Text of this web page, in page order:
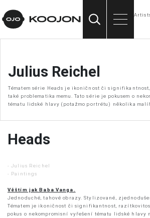
Contemporary Art
vyhledávánímenu
Julius Reichel
Tématem série Heads je ikoničnost či
také problematika memu. Tato série je pokusem o
tématu lidské hlavy (potažmo portrétu) několika
Heads
-Julius Reichel
- Paintings
Věštím jak Baba Vanga.
Jednoduché, tahové obrazy. Stylizované,
Tématem je ikoničnost či signifikantnost,
pokus o nekompromisní vyřešení tématu lidské hlavy